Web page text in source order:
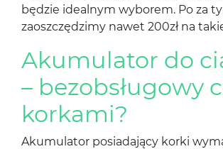
będzie idealnym wyborem. Po za
zaoszczędzimy nawet 200zł na
Akumulator do
– bezobsługowy
korkami?
Akumulator posiadający korki